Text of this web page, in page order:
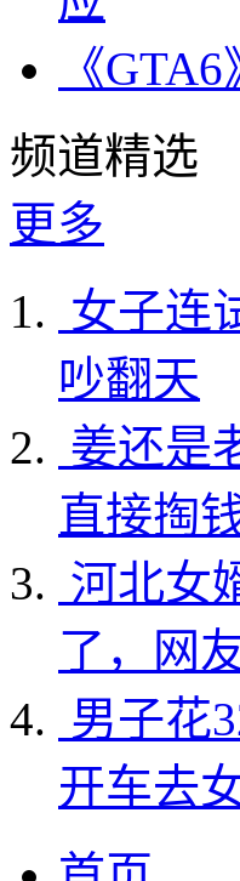
《
频道精选
更多
女子连
吵翻天
姜还是
直接掏
河北女
了，网
男子花
开车去